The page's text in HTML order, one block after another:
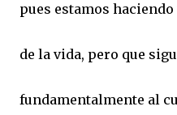
pues estamos
de la vida, pero que
fundamentalmente al